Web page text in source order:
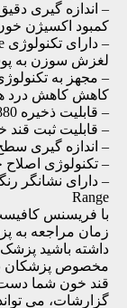
– اندازه گیری
کمبود اکسیژن
لغزش سوزن به
– مجهز به
کاهش کاهش درد
– قابلیت ذخیره 880 تست قند خون در حافظه داخلی دستگاه
– قابلیت ثبت قند
– اندازه گیری
– تکنولوژی
Range
با فریسنس
زﻣﺎن مراجعه به
داشته باشید
مخصوص پزشکان
قند خون شما دست
گزارشات، می